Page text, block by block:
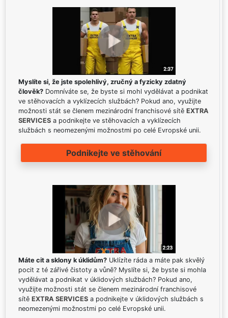
Myslíte si, že jste spolehlivý, zručný a fyzicky zdatný
člověk? Domníváte se, že byste si mohl vydělávat a podnikat
ve stěhovacích a vyklízecích službách? Pokud ano, využijte
možnosti stát se členem mezinárodní franchisové sítě EXTRA
SERVICES a podnikejte ve stěhovacích a vyklízecích
službách s neomezenými možnostmi po celé Evropské unii.
Podnikejte ve stěhování
Máte cit a sklony k úklidům? Uklízíte ráda a máte pak skvělý
pocit z té zářivé čistoty a vůně? Myslíte si, že byste si mohla
vydělávat a podnikat v úklidových službách? Pokud ano,
využijte možnosti stát se členem mezinárodní franchisové
sítě EXTRA SERVICES a podnikejte v úklidových službách s
neomezenými možnostmi po celé Evropské unii.